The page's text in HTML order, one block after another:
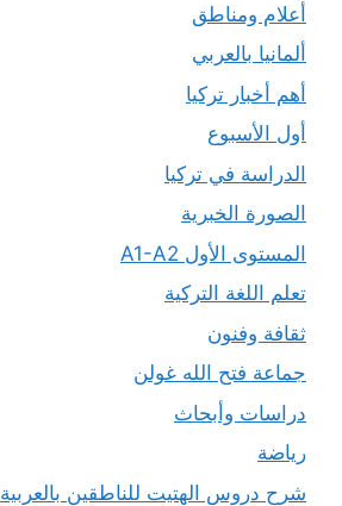
أعلام ومناطق
ألمانيا بالعربي
أهم أخبار تركيا
أول الأسبوع
الدراسة في تركيا
الصورة الخبرية
المستوى الأول A1-A2
تعلم اللغة التركية
ثقافة وفنون
جماعة فتح الله غولن
دراسات وأبحاث
رياضة
شرح دروس الهتيت للناطقين بالعربية